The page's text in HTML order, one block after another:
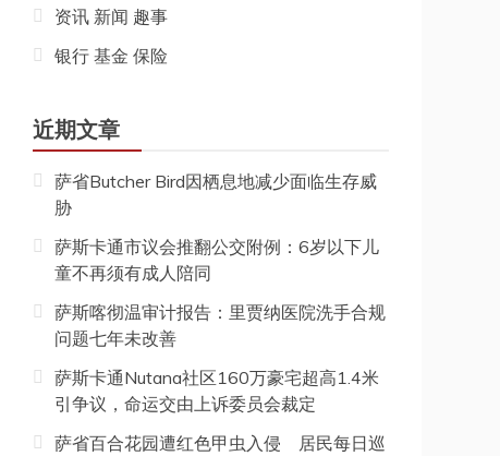
资讯 新闻 趣事
银行 基金 保险
近期文章
萨省Butcher Bird因栖息地减少面临生存威
胁
萨斯卡通市议会推翻公交附例：6岁以下儿
童不再须有成人陪同
萨斯喀彻温审计报告：里贾纳医院洗手合规
问题七年未改善
萨斯卡通Nutana社区160万豪宅超高1.4米
引争议，命运交由上诉委员会裁定
萨省百合花园遭红色甲虫入侵 居民每日巡